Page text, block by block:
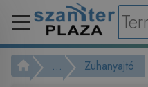
... Zuhanyajtó